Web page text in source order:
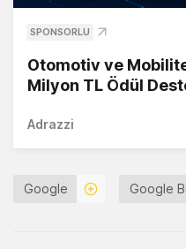
SPONSORLU
Otomotiv ve
Milyon TL Ödül
Adrazzi
Google Google